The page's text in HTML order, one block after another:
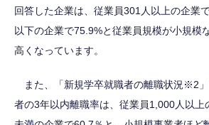
回答した企業は、従業員301人以上の企業
以下の企業で75.9%と従業員規模が小規模
高くなっています。
また、「新規学卒就職者の離職状況 ※2
者の3年以内離職率は、従業員1,000人以上